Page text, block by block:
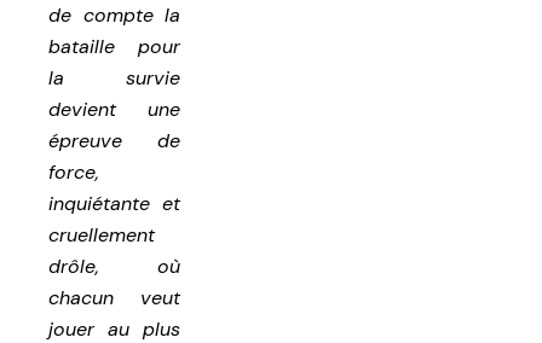
de compte la
bataille pour
la survie
devient une
épreuve de
force,
inquiétante et
cruellement
drôle, où
chacun veut
jouer au plus